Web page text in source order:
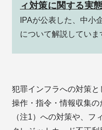
ィ対策に関する実
IPAが公表した、中小
について解説していま
犯罪インフラへの対策
操作・指令・情報収集
（注1）への対策や、フ